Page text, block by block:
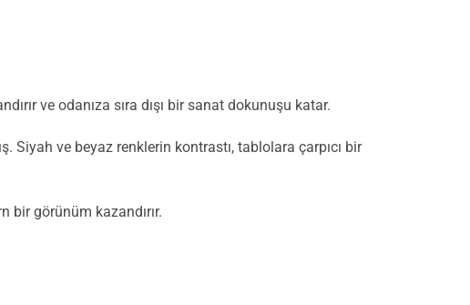
ve odanıza sıra dışı bir sanat dokunuşu katar.
Siyah ve beyaz renklerin kontrastı, tablolara çarpıcı bir
bir görünüm kazandırır.